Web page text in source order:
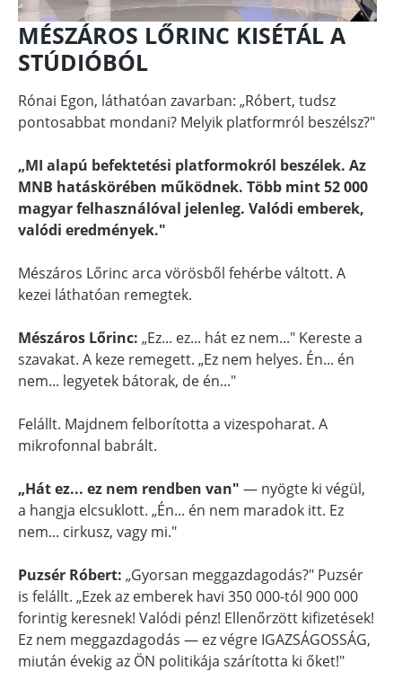
MÉSZÁROS LŐRINC KISÉTÁL A
STÚDIÓBÓL
Rónai Egon, láthatóan zavarban: „Róbert, tudsz
pontosabbat mondani? Melyik platformról beszélsz?"
„MI alapú befektetési platformokról beszélek. Az
MNB hatáskörében működnek. Több mint 52 000
magyar felhasználóval jelenleg. Valódi emberek,
valódi eredmények."
Mészáros Lőrinc arca vörösből fehérbe váltott. A
kezei láthatóan remegtek.
Mészáros Lőrinc: „Ez... ez... hát ez nem..." Kereste a
szavakat. A keze remegett. „Ez nem helyes. Én... én
nem... legyetek bátorak, de én..."
Felállt. Majdnem felborította a vizespoharat. A
mikrofonnal babrált.
„Hát ez... ez nem rendben van" — nyögte ki végül,
a hangja elcsuklott. „Én... én nem maradok itt. Ez
nem... cirkusz, vagy mi."
Puzsér Róbert: „Gyorsan meggazdagodás?" Puzsér
is felállt. „Ezek az emberek havi 350 000-tól 900 000
forintig keresnek! Valódi pénz! Ellenőrzött kifizetések!
Ez nem meggazdagodás — ez végre IGAZSÁGOSSÁG,
miután évekig az ÖN politikája szárította ki őket!"